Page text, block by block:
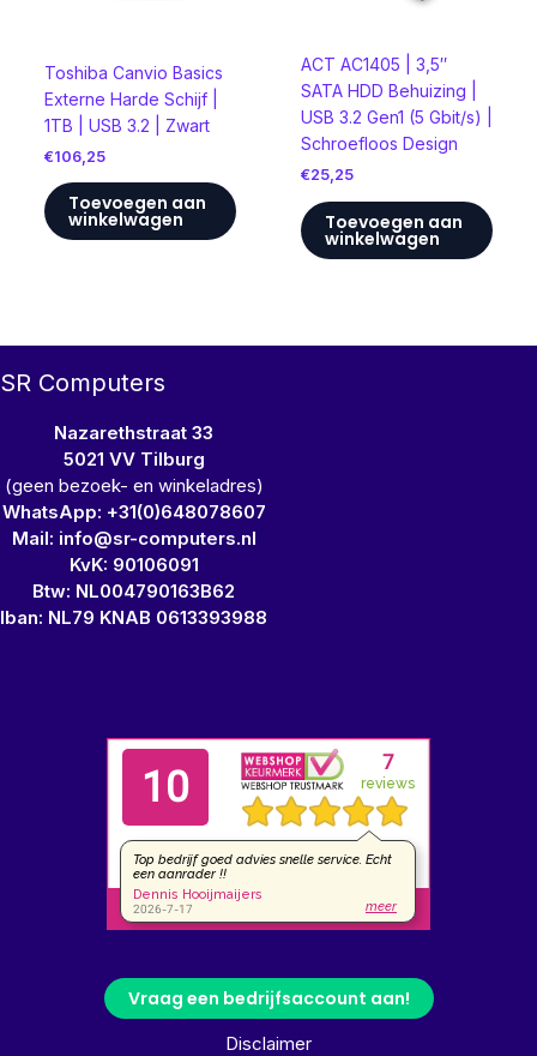
Toshiba Canvio Basics
Externe Harde Schijf |
1TB | USB 3.2 | Zwart
€106,25
Toevoegen aan
winkelwagen
ACT AC1405 | 3,5″
SATA HDD Behuizing |
USB 3.2 Gen1 (5 Gbit/s) |
Schroefloos Design
€25,25
Toevoegen aan
winkelwagen
SR Computers
Nazarethstraat 33
5021 VV Tilburg
(geen bezoek- en winkeladres)
WhatsApp: +31(0)648078607
Mail: info@sr-computers.nl
KvK: 90106091
Btw: NL004790163B62
Iban: NL79 KNAB 0613393988
Vraag een bedrijfsaccount aan!
Disclaimer